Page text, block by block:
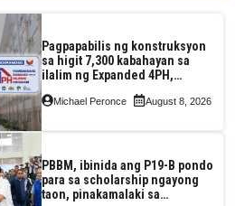
Pagpapabilis ng konstruksyon
sa higit 7,300 kabahayan sa
ilalim ng Expanded 4PH,
ng Pag-IBIG at P.A. Alvarez
Michael Peronce August 8, 2026
PBBM, ibinida ang P19-B pondo
para sa scholarship ngayong
taon, pinakamalaki sa